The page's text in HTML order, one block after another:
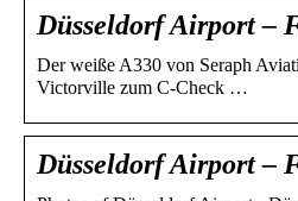
Düsseldorf Airport –
Der weiße A330 von Seraph
Victorville zum C-Check …
Düsseldorf Airport –